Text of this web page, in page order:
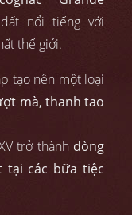
nổi tiếng với
thế giới.
tạo nên một loại
mà, thanh tao
trở thành dòng
tại các bữa tiệc